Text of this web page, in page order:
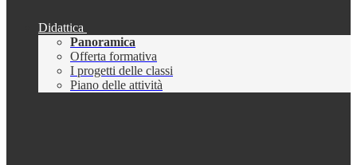
Didattica
Panoramica
Offerta formativa
I progetti delle classi
Piano delle attività